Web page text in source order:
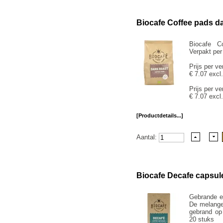
Biocafe Coffee pads
Biocafe
Verpakt
Prijs per
€ 7.07
Prijs per
€ 7.07
[Productdetails...]
Aantal:
Biocafe Decafe
Gebrande
De
gebrand
20 stuks